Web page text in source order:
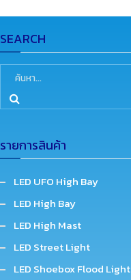
SEARCH
รายการสินค้า
LED UFO High Bay
LED High Bay
LED High Mast
LED Street Light
LED Shoebox Flood Light